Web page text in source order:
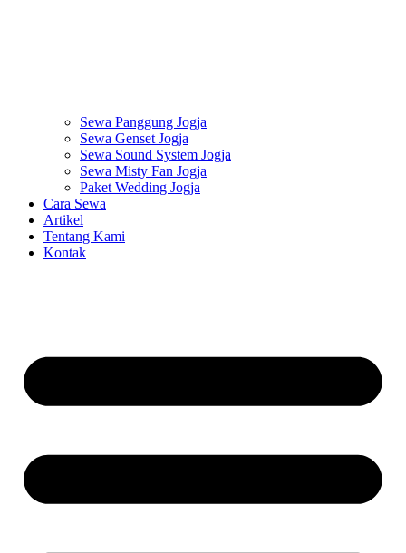
Sewa Panggung Jogja
Sewa Genset Jogja
Sewa Sound System Jogja
Sewa Misty Fan Jogja
Paket Wedding Jogja
Cara Sewa
Artikel
Tentang Kami
Kontak